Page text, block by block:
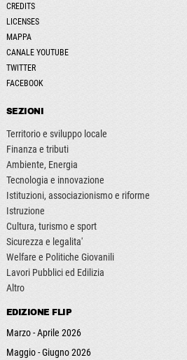
CREDITS
LICENSES
MAPPA
CANALE YOUTUBE
TWITTER
FACEBOOK
SEZIONI
Territorio e sviluppo locale
Finanza e tributi
Ambiente, Energia
Tecnologia e innovazione
Istituzioni, associazionismo e riforme
Istruzione
Cultura, turismo e sport
Sicurezza e legalita'
Welfare e Politiche Giovanili
Lavori Pubblici ed Edilizia
Altro
EDIZIONE FLIP
Marzo - Aprile 2026
Maggio - Giugno 2026